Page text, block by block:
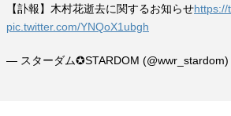
【訃報】木村花逝去に関するお知らせhttps://
pic.twitter.com/YNQoX1ubgh
— スターダム✪STARDOM (@wwr_stardom)